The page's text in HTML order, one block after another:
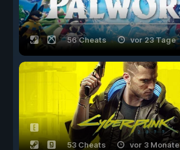
56 Cheats vor 23 Tage
53 Cheats vor 3 Monate